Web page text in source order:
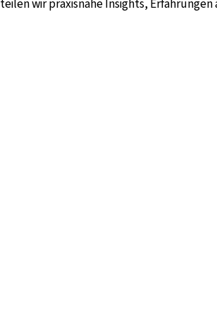
teilen wir praxisnahe Insights,